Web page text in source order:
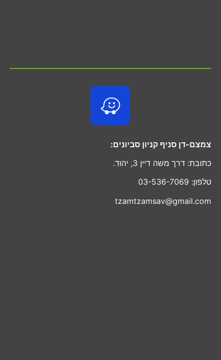
צמצם-דן סניף קניון סביונים:
כתובת: דרך משה דיין 3, יהוד.
טלפון: 03-536-7069
tzamtzamsav@gmail.com